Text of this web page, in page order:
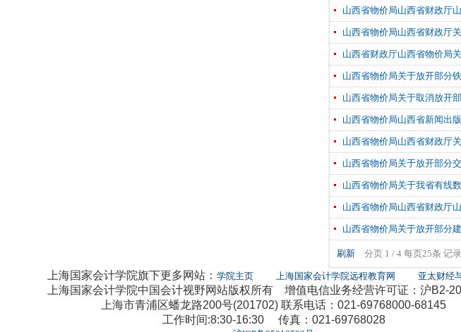
山西省物价局山西省财政厅
山西省物价局山西省财政厅
山西省财政厅山西省物价局
山西省物价局关于放开部分
山西省物价局关于取消放开
山西省物价局山西省新闻出
山西省物价局山西省财政厅
山西省物价局关于放开部分
山西省物价局关于我省有线
山西省物价局山西省财政厅
山西省物价局关于放开部分
刷新 分页 1 / 4 每页25条 记
上海国家会计学院旗下更多网站： 学院主页 上海国家会计学院远程教育网 亚太财经
上海国家会计学院中国会计视野网站版权所有 增值电信业务经营许可证：沪B2-
上海市青浦区蟠龙路200号(201702) 联系电话：021-69768000-68145
工作时间:8:30-16:30 传真：021-69768028